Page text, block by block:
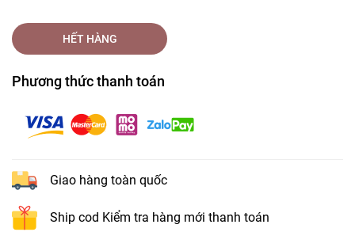
HẾT HÀNG
Phương thức thanh toán
Giao hàng toàn quốc
Ship cod Kiểm tra hàng mới thanh toán